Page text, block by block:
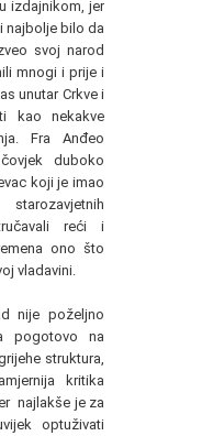
izdajnikom, jer
najbolje bilo da
svoj narod
mnogi i prije i
unutar Crkve i
kao nekakve
Fra Anđeo
duboko
koji je imao
reći i
ono što
vladavini.
nije poželjno
pogotovo na
struktura,
kritika
najlakše je za
optuživati